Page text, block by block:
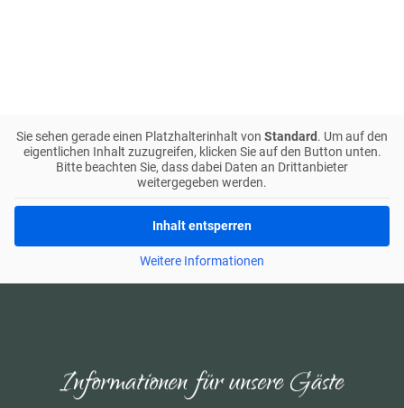
Sie sehen gerade einen Platzhalterinhalt von Standard . Um auf den
eigentlichen Inhalt zuzugreifen, klicken Sie auf den Button unten.
Bitte beachten Sie, dass dabei Daten an Drittanbieter
weitergegeben werden.
Inhalt entsperren
Weitere Informationen
Informationen für unsere Gäste